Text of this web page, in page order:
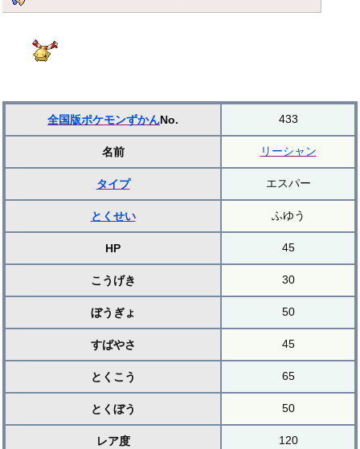
全国版ポケモンずかんNo. 433
名前 リーシャン
タイプ エスパー
とくせい ふゆう
HP 45
こうげき 30
ぼうぎょ 50
すばやさ 45
とくこう 65
とくぼう 50
レア度 120